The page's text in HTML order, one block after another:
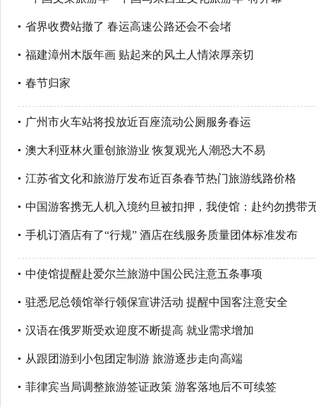
省界收费站撤了 春运高速公路还会不会堵
福建漳州木版年画 贴起来的风土人情浓厚亲切
春节归家
广州市火车站将投放近百座流动公厕服务春运
澳大利亚林火重创旅游业 恢复观光人潮恐大不易
江苏省文化和旅游厅发布近百条春节热门旅游线路价格
中国游客携无人机入境约旦被扣押，我使馆：赴约勿携带
手机订酒店有了“行规” 酒店在线服务质量团体标准发布
中使馆提醒赴爱尔兰旅游中国公民注意五条事项
驻悉尼总领馆举行领保宣讲活动 提醒中国客注意安全
汉语在俄罗斯受欢迎度不断提高 就业需求增加
从跟团游到小包团定制游 旅游逐步走向高端
菲律宾当局调整旅游签证政策 游客落地后不可续签